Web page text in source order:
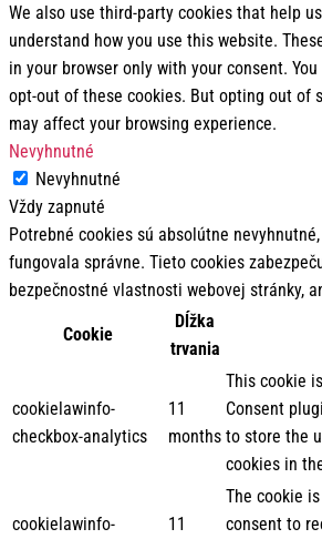
We also use third-party cookies that help
understand how you use this website.
in your browser only with your consent.
opt-out of these cookies. But opting out of
may affect your browsing experience.
Nevyhnutné
Nevyhnutné
Vždy zapnuté
Potrebné cookies sú absolútne
fungovala správne. Tieto cookies
bezpečnostné vlastnosti webovej stránky,
Cookie
Dĺžka
trvania
cookielawinfo-
checkbox-analytics
11
months
This cookie
Consent
to store the
cookies in
cookielawinfo-
11
The cookie
consent to